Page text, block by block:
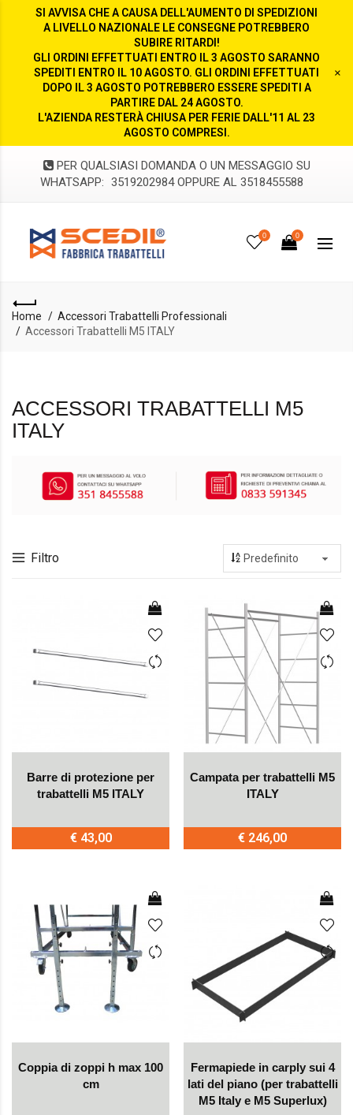
SI AVVISA CHE A CAUSA DELL'AUMENTO DI SPEDIZIONI
A LIVELLO NAZIONALE LE CONSEGNE POTREBBERO
SUBIRE RITARDI!
GLI ORDINI EFFETTUATI ENTRO IL 3 AGOSTO SARANNO
SPEDITI ENTRO IL 10 AGOSTO. GLI ORDINI EFFETTUATI
DOPO IL 3 AGOSTO POTREBBERO ESSERE SPEDITI A
PARTIRE DAL 24 AGOSTO.
L'AZIENDA RESTERÀ CHIUSA PER FERIE DALL'11 AL 23
AGOSTO COMPRESI.
×
PER QUALSIASI DOMANDA O UN MESSAGGIO SU
WHATSAPP: 3519202984 OPPURE AL 3518455588
0 0
Home
Accessori Trabattelli Professionali
Accessori Trabattelli M5 ITALY
ACCESSORI TRABATTELLI M5
ITALY
Filtro
Barre di protezione per
trabattelli M5 ITALY
€ 43,00
Campata per trabattelli M5
ITALY
€ 246,00
Coppia di zoppi h max 100
cm
Fermapiede in carply sui 4
lati del piano (per trabattelli
M5 Italy e M5 Superlux)